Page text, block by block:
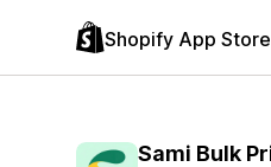
Shopify App Store
Sami Bulk